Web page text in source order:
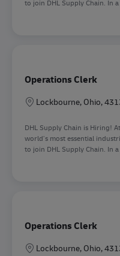
to join DHL Supply Chain. In
Operations Clerk
SedeLockbourne, Ohio,
DHL Supply Chain is Hiring!
world’s most essential
to join DHL Supply Chain. In
Operations Clerk
SedeLockbourne, Ohio,